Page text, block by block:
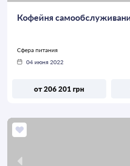
Кофейня
Сфера питания
04 июня 2022
от 206 201 грн